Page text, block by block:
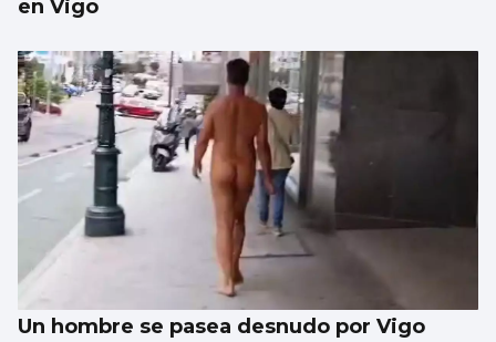
en Vigo
Un hombre se pasea desnudo por Vigo